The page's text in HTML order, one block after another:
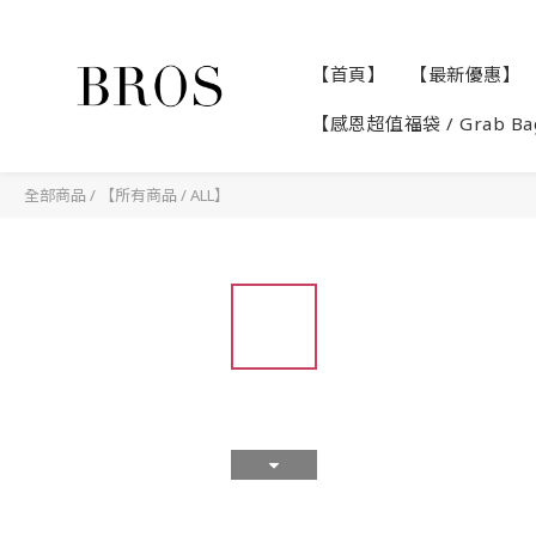
【首頁】 【最新優惠】
【感恩超值福袋 / Grab
全部商品 / 【所有商品 / ALL】